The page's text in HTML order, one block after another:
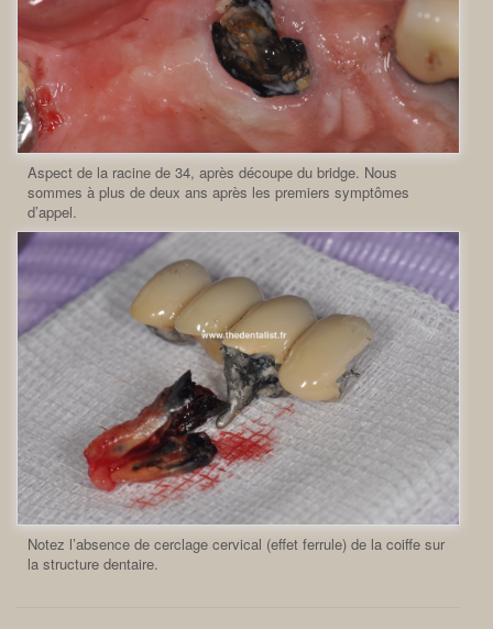
Aspect de la racine de 34, après découpe du bridge. Nous
sommes à plus de deux ans après les premiers symptômes
d’appel.
Notez l’absence de cerclage cervical (effet ferrule) de la coiffe sur
la structure dentaire.